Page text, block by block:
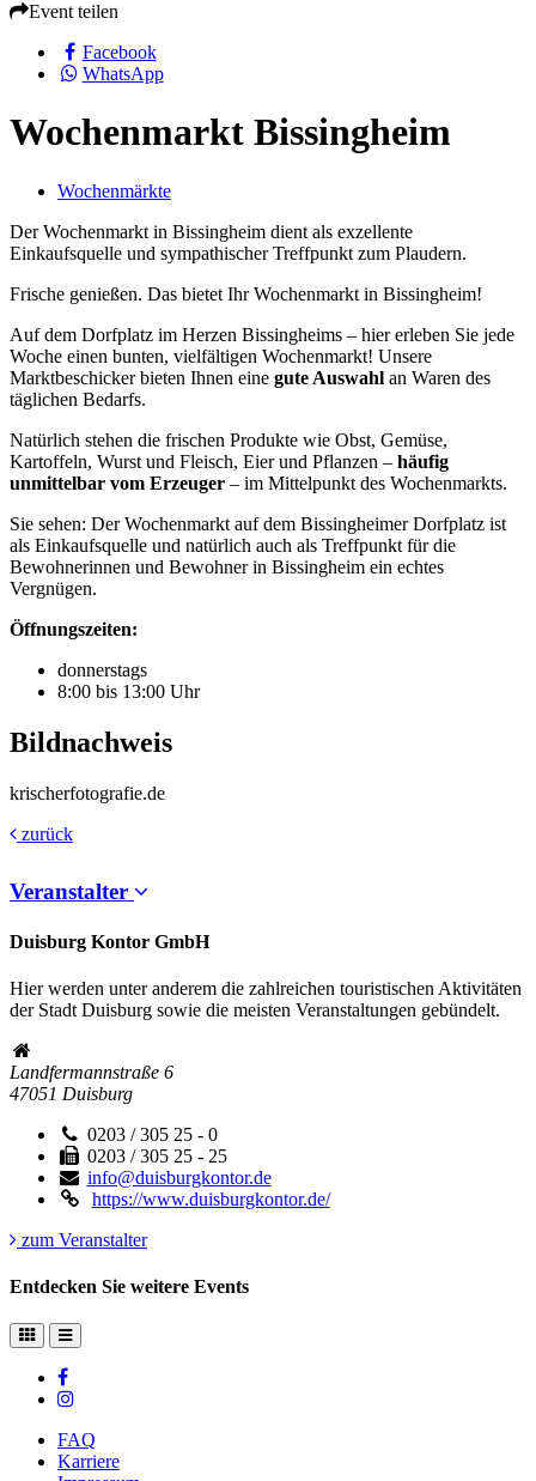
Event teilen
Facebook
WhatsApp
Wochenmarkt Bissingheim
Wochenmärkte
Der Wochenmarkt in Bissingheim dient als exzellente
Einkaufsquelle und sympathischer Treffpunkt zum Plaudern.
Frische genießen. Das bietet Ihr Wochenmarkt in Bissingheim!
Auf dem Dorfplatz im Herzen Bissingheims – hier erleben Sie jede
Woche einen bunten, vielfältigen Wochenmarkt! Unsere
Marktbeschicker bieten Ihnen eine gute Auswahl an Waren des
täglichen Bedarfs.
Natürlich stehen die frischen Produkte wie Obst, Gemüse,
Kartoffeln, Wurst und Fleisch, Eier und Pflanzen – häufig
unmittelbar vom Erzeuger – im Mittelpunkt des Wochenmarkts.
Sie sehen: Der Wochenmarkt auf dem Bissingheimer Dorfplatz ist
als Einkaufsquelle und natürlich auch als Treffpunkt für die
Bewohnerinnen und Bewohner in Bissingheim ein echtes
Vergnügen.
Öffnungszeiten:
donnerstags
8:00 bis 13:00 Uhr
Bildnachweis
krischerfotografie.de
zurück
Veranstalter
Duisburg Kontor GmbH
Hier werden unter anderem die zahlreichen touristischen Aktivitäten
der Stadt Duisburg sowie die meisten Veranstaltungen gebündelt.
Landfermannstraße 6
47051 Duisburg
0203 / 305 25 - 0
0203 / 305 25 - 25
info@duisburgkontor.de
https://www.duisburgkontor.de/
zum Veranstalter
Entdecken Sie weitere Events
FAQ
Karriere